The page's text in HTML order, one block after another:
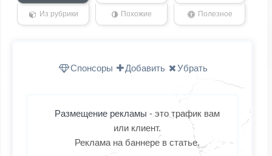
Из рубрики Похожие Полезное
Спонсоры Добавить Убрать
Размещение рекламы - это трафик вам
или клиент.
Реклама на баннере в статье.